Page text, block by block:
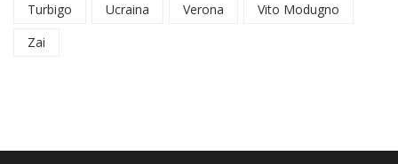
Turbigo
Ucraina Verona
Vito Modugno
Zai